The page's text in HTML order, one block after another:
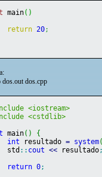
main( )
return 20;
dos.cpp
<iostream>
<cstdlib>
main( )
{
int resultado = system(
:: cout << resultado;
return 0;